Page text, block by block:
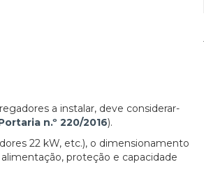
a instalar, deve considerar-
n.º 220/2016).
22 kW, etc.), o dimensionamento
proteção e capacidade